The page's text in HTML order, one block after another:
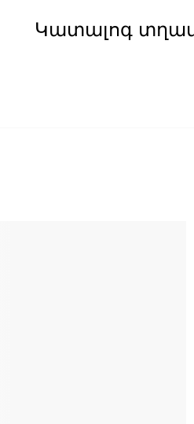
Կատալոգ